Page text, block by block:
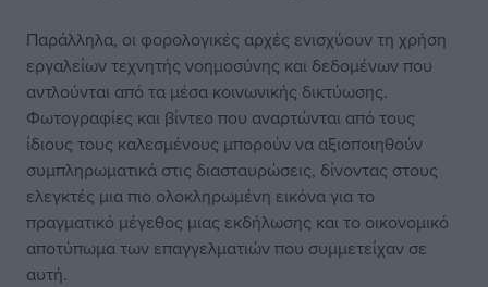
Παράλληλα, οι φορολογικές αρχές ενισχύουν τη χρήση
εργαλείων τεχνητής νοημοσύνης και δεδομένων που
αντλούνται από τα μέσα κοινωνικής δικτύωσης.
Φωτογραφίες και βίντεο που αναρτώνται από τους
ίδιους τους καλεσμένους μπορούν να αξιοποιηθούν
συμπληρωματικά στις διασταυρώσεις, δίνοντας στους
ελεγκτές μια πιο ολοκληρωμένη εικόνα για το
πραγματικό μέγεθος μιας εκδήλωσης και το οικονομικό
αποτύπωμα των επαγγελματιών που συμμετείχαν σε
αυτή.